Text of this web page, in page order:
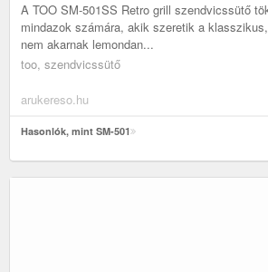
A TOO SM-501SS Retro grill szendvicssütő
mindazok számára, akik szeretik a
nem akarnak lemondan...
too, szendvicssütő
arukereso.hu
Hasonlók, mint SM-501